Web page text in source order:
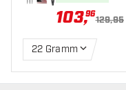
103,96
129,95
22 Gramm